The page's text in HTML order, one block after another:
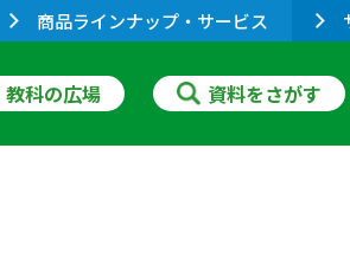
商品ラインナップ・サービス
教科の広場 資料をさがす